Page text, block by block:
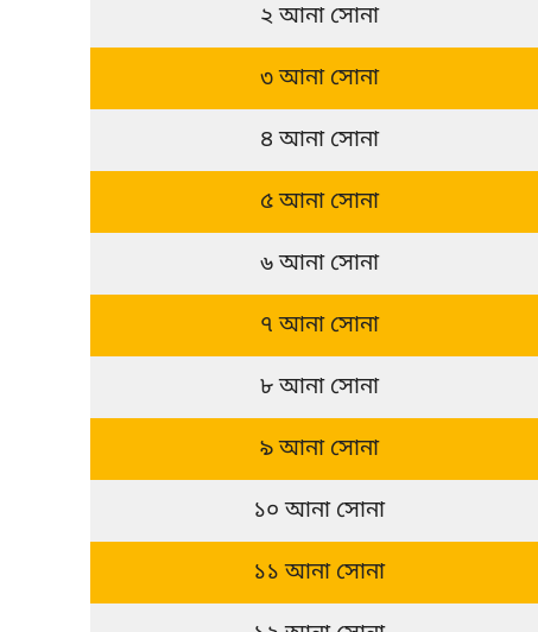
২ আনা সোনা
৩ আনা সোনা
৪ আনা সোনা
৫ আনা সোনা
৬ আনা সোনা
৭ আনা সোনা
৮ আনা সোনা
৯ আনা সোনা
১০ আনা সোনা
১১ আনা সোনা